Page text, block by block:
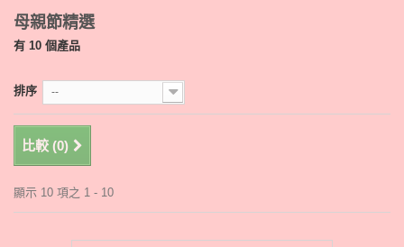
母親節精選
有 10 個產品
排序 --
比較 (0)
顯示 10 項之 1 - 10